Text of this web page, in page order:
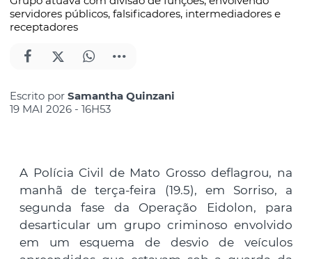
servidores públicos, falsificadores, intermediadores e
receptadores
Escrito por Samantha Quinzani
19 MAI 2026 - 16H53
A Polícia Civil de Mato Grosso deflagrou, na
manhã de terça-feira (19.5), em Sorriso, a
segunda fase da Operação Eidolon, para
desarticular um grupo criminoso envolvido
em um esquema de desvio de veículos